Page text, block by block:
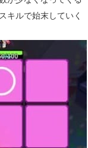
キルで始末していく